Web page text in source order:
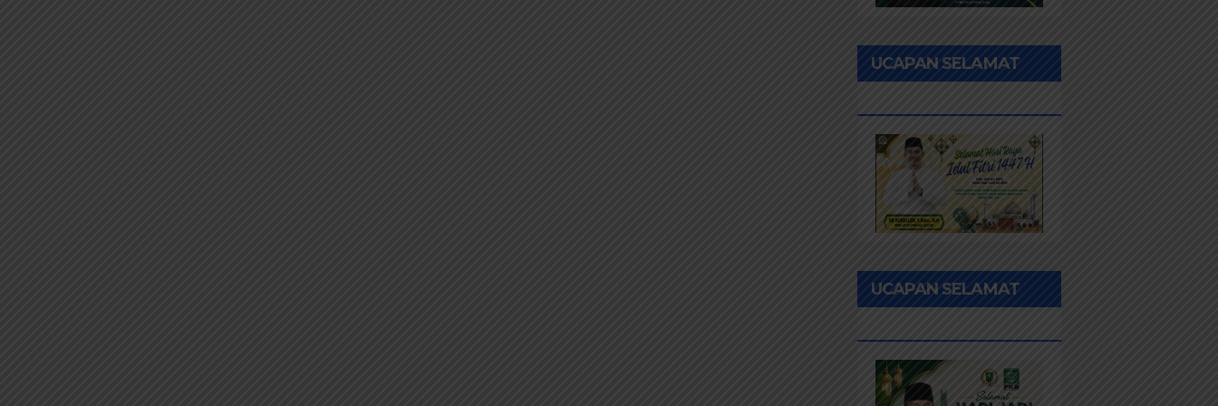
UCAPAN SELAMAT
UCAPAN SELAMAT